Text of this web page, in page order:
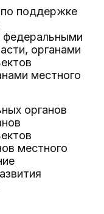
по поддержке
федеральными
органами
местного
органов
местного